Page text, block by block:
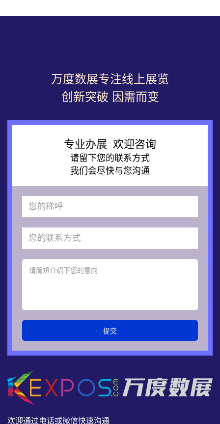
万度数展专注线上展览
创新突破 因需而变
专业办展 欢迎咨询
请留下您的联系方式
我们会尽快与您沟通
提交
欢迎通过电话或微信快速沟通